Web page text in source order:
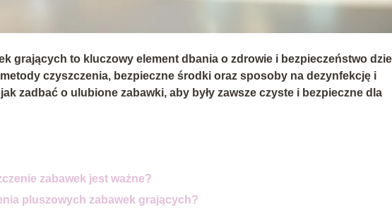
grających to kluczowy element dbania o zdrowie i bezpieczeństwo
czyszczenia, bezpieczne środki oraz sposoby na dezynfekcję i
zadbać o ulubione zabawki, aby były zawsze czyste i bezpieczne dla
zabawek jest ważne?
pluszowych zabawek grających?